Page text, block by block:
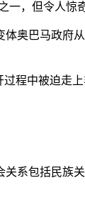
，但令人
奥巴马政
程中被迫
系包括民